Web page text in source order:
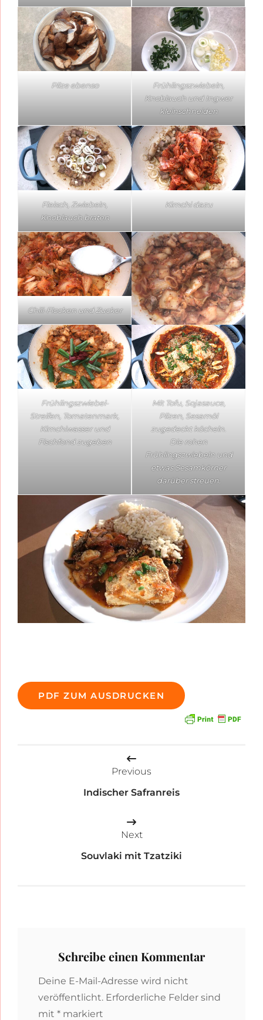
Pilze ebenso
Frühlingszwiebeln,
Knoblauch und Ingwer
kleinschneiden
Fleisch, Zwiebeln,
Knoblauch braten
Kimchi dazu
Chili-Flocken und Zucker
Frühlingszwiebel-
Streifen, Tomatenmark,
Kimchiwasser und
Fischfond zugeben
Mit Tofu, Sojasauce,
Pilzen, Sesamöl
zugedeckt köcheln.
Die rohen
Frühlingszwiebeln und
etwas Sesamkörner
darüber streuen.
PDF ZUM AUSDRUCKEN
Beitragsnavigation
Previous
Indischer Safranreis
Next
Souvlaki mit Tzatziki
Schreibe einen Kommentar
Deine E-Mail-Adresse wird nicht
veröffentlicht. Erforderliche Felder sind
mit * markiert